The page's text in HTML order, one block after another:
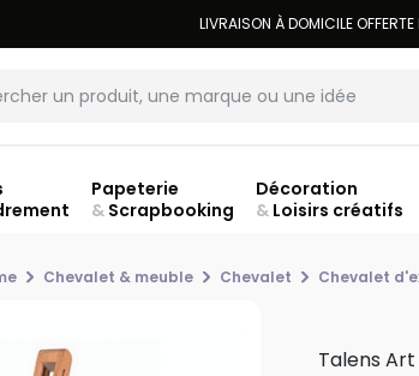
LIVRAISON À DOMICILE
Papeterie
&Scrapbooking
Décoration
&Loisirs créatifs
Chevalet & meuble Chevalet Chevalet
Talens